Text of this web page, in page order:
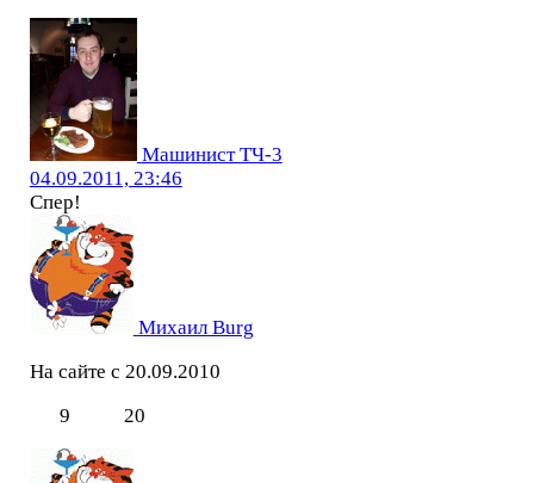
Машинист ТЧ-3
04.09.2011, 23:46
Спер!
Михаил Burg
На сайте с 20.09.2010
9
20